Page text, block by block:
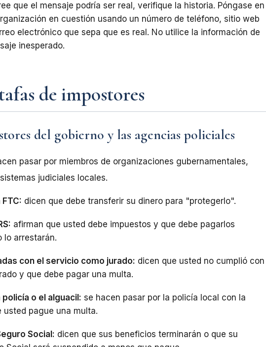
que el mensaje podría ser real, verifique la historia. Póngase en
en cuestión usando un número de teléfono, sitio web
electrónico que sepa que es real. No utilice la información de
inesperado.
de impostores
del gobierno y las agencias policiales
pasar por miembros de organizaciones gubernamentales,
judiciales locales.
dicen que debe transferir su dinero para "protegerlo".
afirman que usted debe impuestos y que debe pagarlos
lo arrestarán.
con el servicio como jurado: dicen que usted no cumplió con
y que debe pagar una multa.
o el alguacil: se hacen pasar por la policía local con la
usted pague una multa.
Social: dicen que sus beneficios terminarán o que su